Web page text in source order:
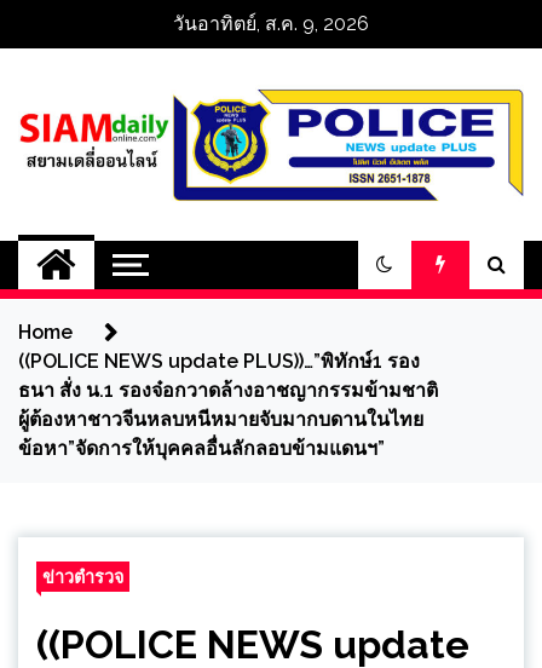
วันอาทิตย์, ส.ค. 9, 2026
สยามเดลี่ออนไลน์
SiamDailyOnline
Home
((POLICE NEWS update PLUS))…”พิทักษ์1 รอง
ธนา สั่ง น.1 รองจ๋อกวาดล้างอาชญากรรมข้ามชาติ
ผู้ต้องหาชาวจีนหลบหนีหมายจับมากบดานในไทย
ข้อหา”จัดการให้บุคคลอื่นลักลอบข้ามแดนฯ”
ข่าวตำรวจ
((POLICE NEWS update